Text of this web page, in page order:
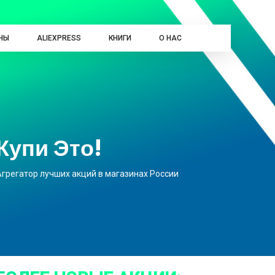
ALIEXPRESS КНИГИ О НАС
Это!
лучших акций в магазинах России